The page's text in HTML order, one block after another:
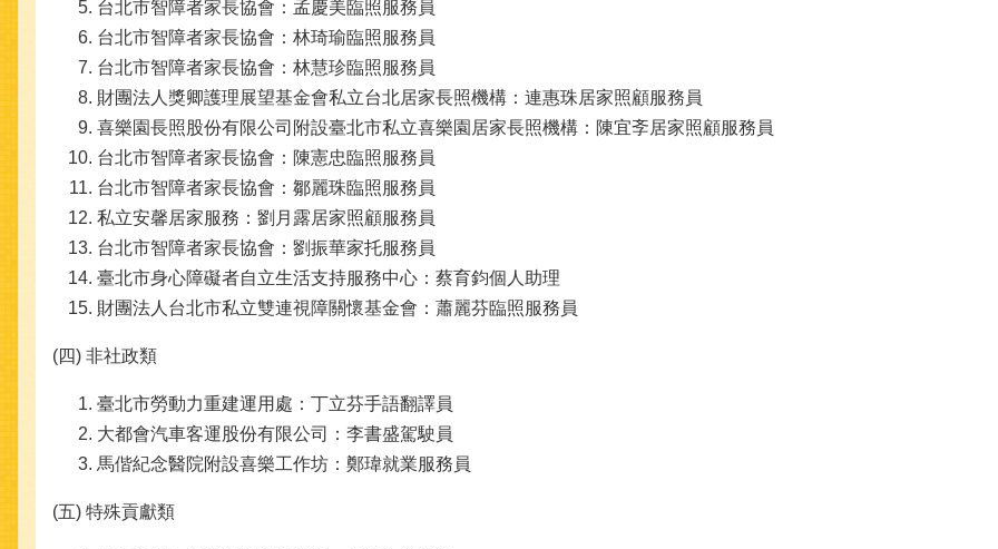
台北市智障者家長協會：孟慶美臨照服務員
台北市智障者家長協會：林琦瑜臨照服務員
台北市智障者家長協會：林慧珍臨照服務員
財團法人獎卿護理展望基金會私立台北居家長照機構：連惠珠居家照顧服務員
喜樂園長照股份有限公司附設臺北市私立喜樂園居家長照機構：陳宜斈居家照顧服務員
台北市智障者家長協會：陳憲忠臨照服務員
台北市智障者家長協會：鄒麗珠臨照服務員
私立安馨居家服務：劉月露居家照顧服務員
台北市智障者家長協會：劉振華家托服務員
臺北市身心障礙者自立生活支持服務中心：蔡育鈞個人助理
財團法人台北市私立雙連視障關懷基金會：蕭麗芬臨照服務員
(四) 非社政類
臺北市勞動力重建運用處：丁立芬手語翻譯員
大都會汽車客運股份有限公司：李書盛駕駛員
馬偕紀念醫院附設喜樂工作坊：鄭瑋就業服務員
(五) 特殊貢獻類